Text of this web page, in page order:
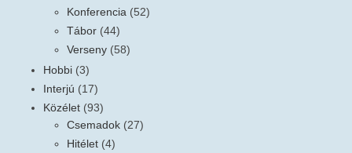
Konferencia (52)
Tábor (44)
Verseny (58)
Hobbi (3)
Interjú (17)
Közélet (93)
Csemadok (27)
Hitélet (4)